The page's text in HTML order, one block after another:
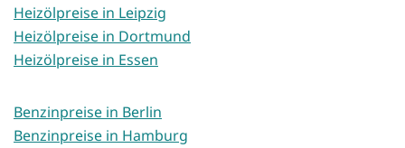
Heizölpreise in Leipzig
Heizölpreise in Dortmund
Heizölpreise in Essen
Benzinpreise in Berlin
Benzinpreise in Hamburg